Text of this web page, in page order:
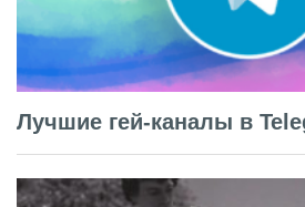
Лучшие гей-каналы в